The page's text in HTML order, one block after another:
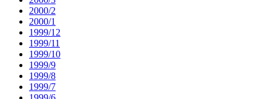
2000/2
2000/1
1999/12
1999/11
1999/10
1999/9
1999/8
1999/7